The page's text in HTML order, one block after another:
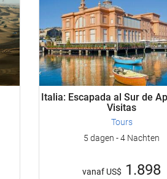
Italia: Escapada al Sur de
Visitas
Tours
5 dagen - 4 Nachten
vanaf US$ 1.898